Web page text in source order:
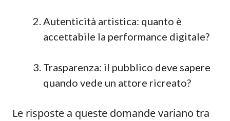
Autenticità artistica: quanto è
accettabile la performance digitale?
Trasparenza: il pubblico deve sapere
quando vede un attore ricreato?
Le risposte a queste domande variano tra